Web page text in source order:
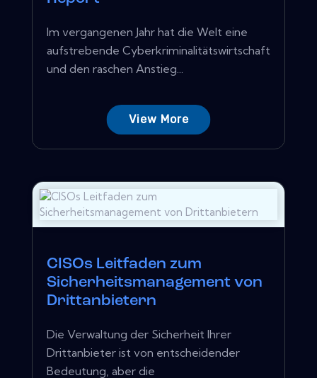
Im vergangenen Jahr hat die Welt eine
aufstrebende Cyberkriminalitätswirtschaft
und den raschen Anstieg...
View More
CISOs Leitfaden zum
Sicherheitsmanagement von
Drittanbietern
Die Verwaltung der Sicherheit Ihrer
Drittanbieter ist von entscheidender
Bedeutung, aber die